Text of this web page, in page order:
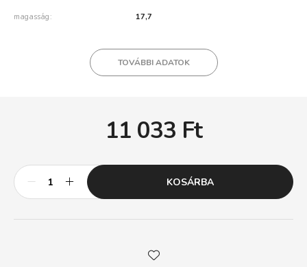
magasság 17,7
TOVÁBBI ADATOK
11 033 Ft
KOSÁRBA